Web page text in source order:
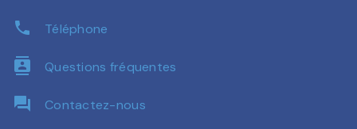
phone Téléphone
contacts Questions fréquentes
question_answer Contactez-nous